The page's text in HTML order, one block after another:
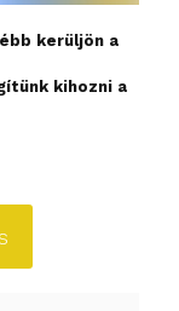
kerüljön a
kihozni a